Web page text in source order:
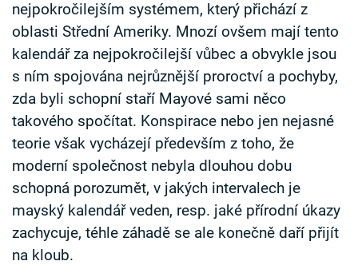
nejpokročilejším systémem, který přichází z
oblasti Střední Ameriky. Mnozí ovšem mají tento
kalendář za nejpokročilejší vůbec a obvykle jsou
s ním spojována nejrůznější proroctví a pochyby,
zda byli schopní staří Mayové sami něco
takového spočítat. Konspirace nebo jen nejasné
teorie však vycházejí především z toho, že
moderní společnost nebyla dlouhou dobu
schopná porozumět, v jakých intervalech je
mayský kalendář veden, resp. jaké přírodní úkazy
zachycuje, téhle záhadě se ale konečně daří přijít
na kloub.